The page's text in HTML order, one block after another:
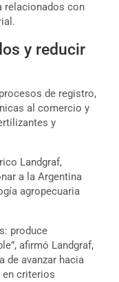
relacionados con
y reducir
de registro,
al comercio y
y
Landgraf,
a la Argentina
agropecuaria
produce
afirmó Landgraf,
de avanzar hacia
en criterios